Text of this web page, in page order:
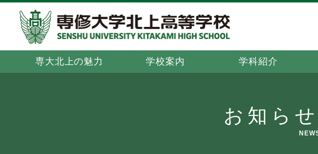
専大北上の魅力 学校案内 学科紹介
お知ら